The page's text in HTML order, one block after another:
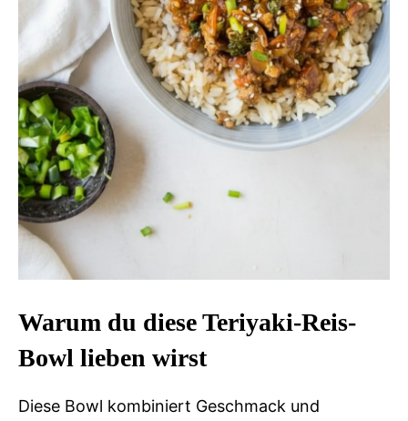
Warum du diese Teriyaki-Reis-
Bowl lieben wirst
Diese Bowl kombiniert Geschmack und